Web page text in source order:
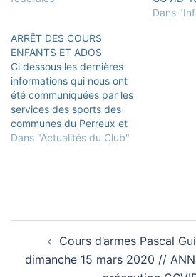
Dans
ARRÊT DES COURS
ENFANTS ET ADOS
Ci dessous les dernières
informations qui nous ont
été communiquées par les
services des sports des
communes du Perreux et
de Bry-sur-Marne : "Pour
annonces du…
Dans "Actualités du Club"
d’articleCours d’armes Pascal
dimanche 15 mars 2020 //